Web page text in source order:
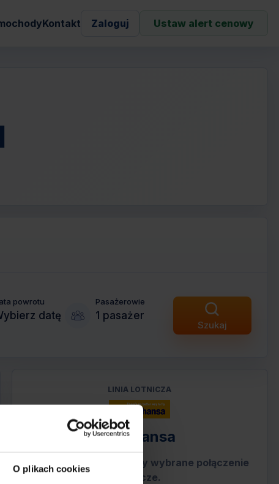
O plikach cookies
Kontakt Zaloguj Ustaw alert cenowy
powrotu
datę
Pasażerowie
1 pasażer
Szukaj
LINIA LOTNICZA
Lufthansa
Przewoźnik obsługujący wybrane połączenie
lotnicze.